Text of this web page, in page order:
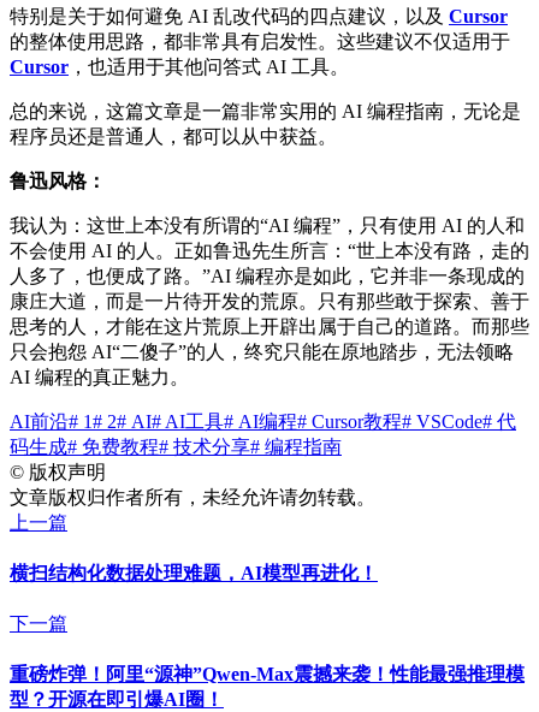
特别是关于如何避免 AI 乱改代码的四点建议，以及 Cursor
的整体使用思路，都非常具有启发性。这些建议不仅适用于
Cursor ，也适用于其他问答式 AI 工具。
总的来说，这篇文章是一篇非常实用的 AI 编程指南，无论是
程序员还是普通人，都可以从中获益。
鲁迅风格：
我认为：这世上本没有所谓的“AI 编程”，只有使用 AI 的人和
不会使用 AI 的人。正如鲁迅先生所言：“世上本没有路，走的
人多了，也便成了路。”AI 编程亦是如此，它并非一条现成的
康庄大道，而是一片待开发的荒原。只有那些敢于探索、善于
思考的人，才能在这片荒原上开辟出属于自己的道路。而那些
只会抱怨 AI“二傻子”的人，终究只能在原地踏步，无法领略
AI 编程的真正魅力。
AI前沿# 1# 2# AI# AI工具# AI编程# Cursor教程# VSCode# 代
码生成# 免费教程# 技术分享# 编程指南
© 版权声明
文章版权归作者所有，未经允许请勿转载。
上一篇
横扫结构化数据处理难题，AI模型再进化！
下一篇
重磅炸弹！阿里“源神”Qwen-Max震撼来袭！性能最强推理模
型？开源在即引爆AI圈！